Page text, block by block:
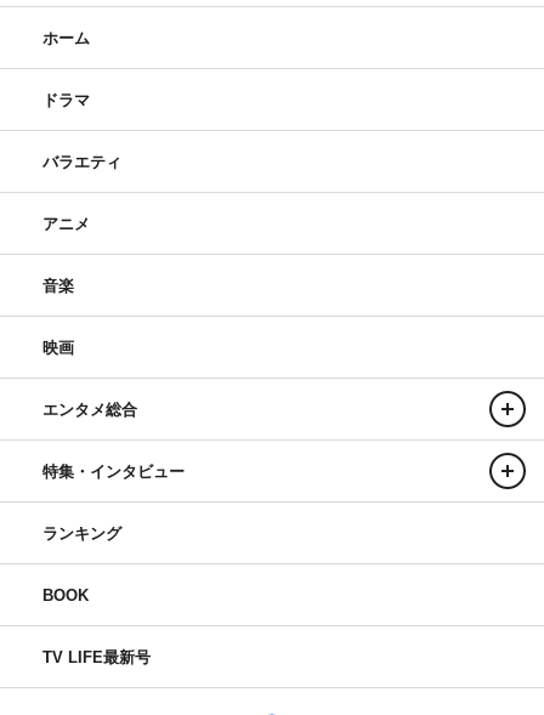
ホーム
ドラマ
バラエティ
アニメ
音楽
映画
エンタメ総合
特集・インタビュー
ランキング
BOOK
TV LIFE最新号